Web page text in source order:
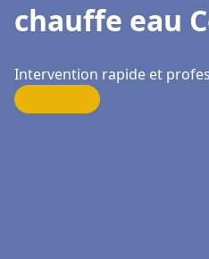
chauffe eau
Intervention rapide et